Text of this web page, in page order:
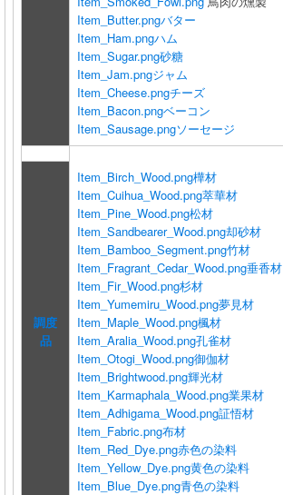
Item_Butter.pngバター
Item_Ham.pngハム
Item_Sugar.png砂糖
Item_Jam.pngジャム
Item_Cheese.pngチーズ
Item_Bacon.pngベーコン
Item_Sausage.pngソーセージ
調度
品
Item_Birch_Wood.png樺材
Item_Cuihua_Wood.png萃華材
Item_Pine_Wood.png松材
Item_Sandbearer_Wood.png却砂材
Item_Bamboo_Segment.png竹材
Item_Fragrant_Cedar_Wood.png垂香材
Item_Fir_Wood.png杉材
Item_Yumemiru_Wood.png夢見材
Item_Maple_Wood.png楓材
Item_Aralia_Wood.png孔雀材
Item_Otogi_Wood.png御伽材
Item_Brightwood.png輝光材
Item_Karmaphala_Wood.png業果材
Item_Adhigama_Wood.png証悟材
Item_Fabric.png布材
Item_Red_Dye.png赤色の染料
Item_Yellow_Dye.png黄色の染料
Item_Blue_Dye.png青色の染料